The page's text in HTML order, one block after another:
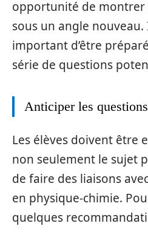
opportunité de montrer
sous un angle nouveau.
important d’être
série de questions
Anticiper les
Les élèves doivent être
non seulement le sujet
de faire des liaisons
en physique-chimie.
quelques